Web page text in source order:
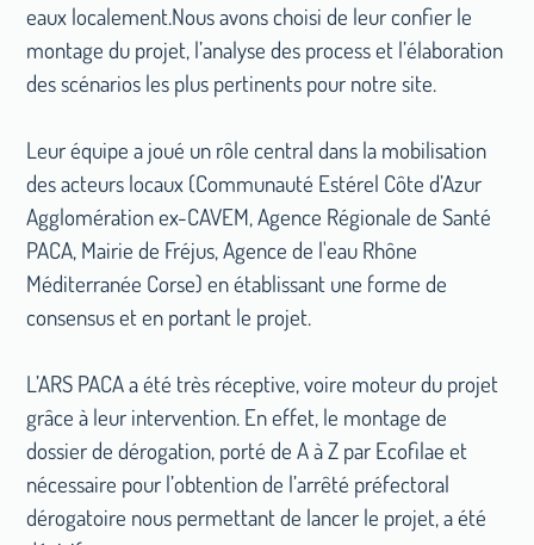
eaux localement.Nous avons choisi de leur confier le
montage du projet, l’analyse des process et l’élaboration
des scénarios les plus pertinents pour notre site.
Leur équipe a joué un rôle central dans la mobilisation
des acteurs locaux (Communauté Estérel Côte d’Azur
Agglomération ex-CAVEM, Agence Régionale de Santé
PACA, Mairie de Fréjus, Agence de l'eau Rhône
Méditerranée Corse) en établissant une forme de
consensus et en portant le projet.
L’ARS PACA a été très réceptive, voire moteur du projet
grâce à leur intervention. En effet, le montage de
dossier de dérogation, porté de A à Z par Ecofilae et
nécessaire pour l’obtention de l’arrêté préfectoral
dérogatoire nous permettant de lancer le projet, a été